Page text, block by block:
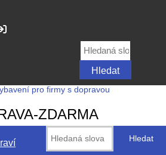
ZDARMA